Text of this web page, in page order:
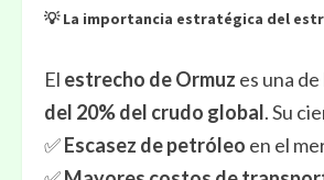
💡 La importancia estratégica del
El estrecho de Ormuz es una de
del 20% del crudo global. Su
✅Escasez de petróleo en el